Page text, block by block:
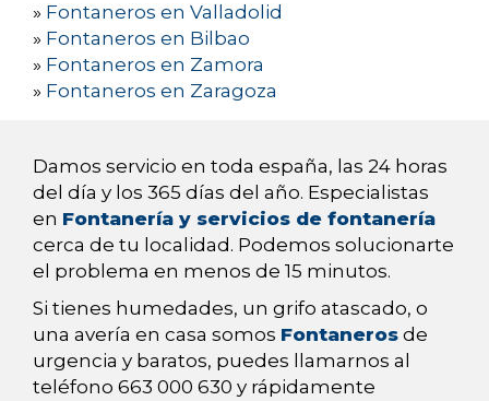
» Fontaneros en Valladolid
» Fontaneros en Bilbao
» Fontaneros en Zamora
» Fontaneros en Zaragoza
Damos servicio en toda españa, las 24 horas
del día y los 365 días del año. Especialistas
en Fontanería y servicios de fontanería
cerca de tu localidad. Podemos solucionarte
el problema en menos de 15 minutos.
Si tienes humedades, un grifo atascado, o
una avería en casa somos Fontaneros de
urgencia y baratos, puedes llamarnos al
teléfono 663 000 630 y rápidamente